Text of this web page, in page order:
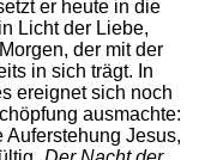
er heute in die
Licht der Liebe,
der mit der
in sich trägt. In
ereignet sich noch
ausmachte:
Auferstehung Jesus,